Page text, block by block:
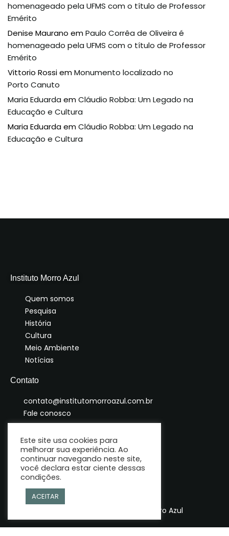
homenageado pela UFMS com o título de Professor
Emérito
Denise Maurano emPaulo Corrêa de Oliveira é
homenageado pela UFMS com o título de Professor
Emérito
Vittorio RossiemMonumento localizado no
Porto Canuto
Maria Eduarda emCláudio Robba: Um Legado na
Educação e Cultura
Maria EduardaemCláudio Robba: Um Legado na
Educação e Cultura
Instituto Morro Azul
Quem somos
Pesquisa
História
Cultura
Meio Ambiente
Notícias
Contato
contato@institutomorroazul.com.br
Fale conosco
© Copyright 2025 | Instituto Morro Azul
Este site usa cookies para
melhorar sua experiência. Ao
continuar navegando neste site,
você declara estar ciente dessas
condições.
ACEITAR